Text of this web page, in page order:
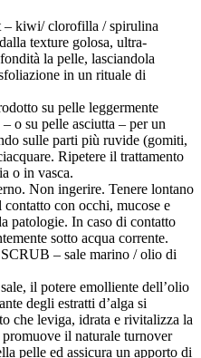
kiwi/ clorofilla / spirulina
texture golosa, ultra-
la pelle, lasciandola
in un rituale di
su pelle leggermente
o su pelle asciutta – per un
sulle parti più ruvide (gomiti,
Ripetere il trattamento
o in vasca.
Non ingerire. Tenere lontano
con occhi, mucose e
patologie. In caso di contatto
sotto acqua corrente.
– sale marino / olio di
il potere emolliente dell’olio
degli estratti d’alga si
che leviga, idrata e rivitalizza la
il naturale turnover
pelle ed assicura un apporto di